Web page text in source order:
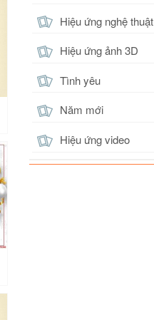
Hiệu ứng nghệ thuật
Hiệu ứng ảnh 3D
Tình yêu
Năm mới
Hiệu ứng video